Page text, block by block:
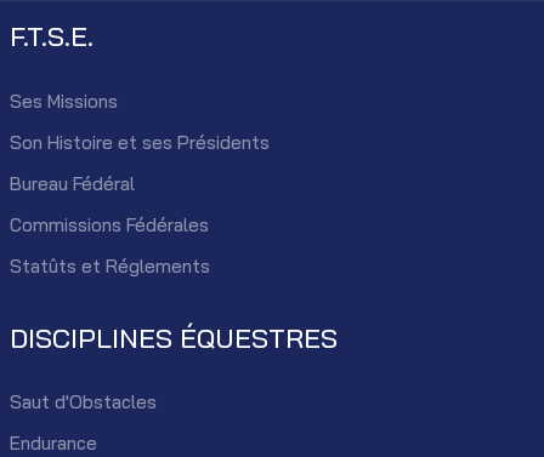
F.T.S.E.
Ses Missions
Son Histoire et ses Présidents
Bureau Fédéral
Commissions Fédérales
Statûts et Réglements
DISCIPLINES ÉQUESTRES
Saut d'Obstacles
Endurance